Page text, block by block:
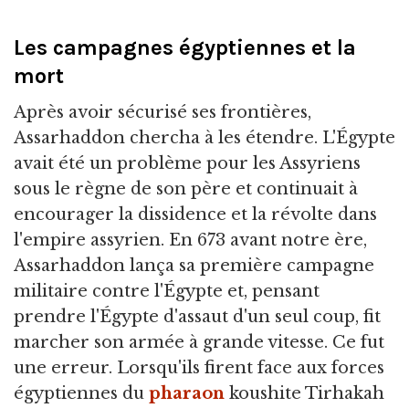
Les campagnes égyptiennes et la
mort
Après avoir sécurisé ses frontières,
Assarhaddon chercha à les étendre. L'Égypte
avait été un problème pour les Assyriens
sous le règne de son père et continuait à
encourager la dissidence et la révolte dans
l'empire assyrien. En 673 avant notre ère,
Assarhaddon lança sa première campagne
militaire contre l'Égypte et, pensant
prendre l'Égypte d'assaut d'un seul coup, fit
marcher son armée à grande vitesse. Ce fut
une erreur. Lorsqu'ils firent face aux forces
égyptiennes du pharaon koushite Tirhakah